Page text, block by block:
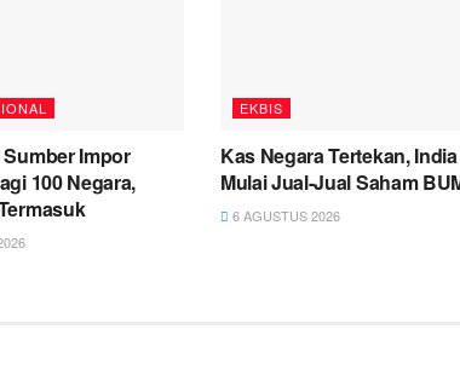
Impor
100 Negara,
EKBIS
Kas Negara Tertekan, India
Mulai Jual-Jual Saham
6 AGUSTUS 2026